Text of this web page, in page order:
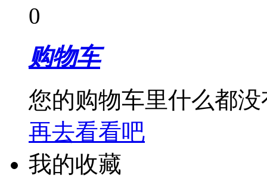
0
购物车
您的购物车里什么都没
再去看看吧
我的收藏